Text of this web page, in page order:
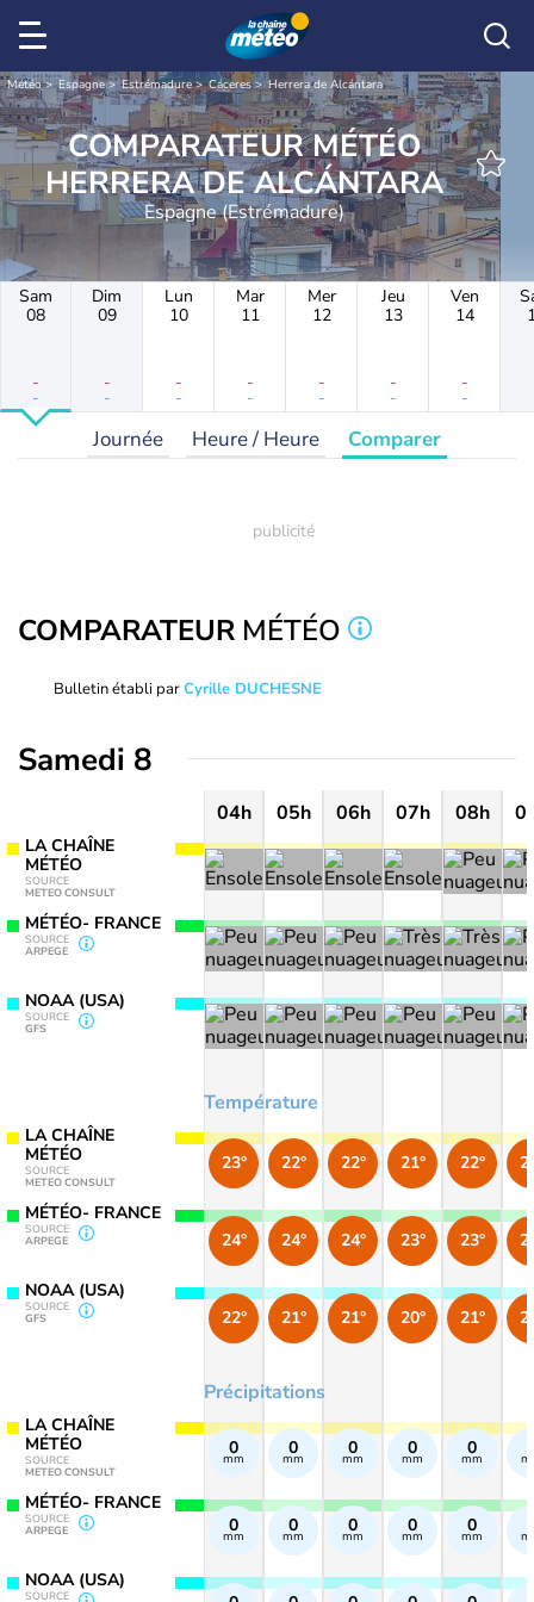
Météo Espagne Estrémadure Cáceres Herrera de Alcántara
COMPARATEUR MÉTÉO
HERRERA DE ALCÁNTARA
Espagne (Estrémadure)
Sam
08
-
-
Dim
09
-
-
Lun
10
-
-
Mar
11
-
-
Mer
12
-
-
Jeu
13
-
-
Ven
14
-
-
Journée Heure / Heure Comparer
COMPARATEUR MÉTÉO
Bulletin établi parCyrille DUCHESNE
Samedi 8
LA CHAÎNE
MÉTÉO
SOURCE
METEO CONSULT
MÉTÉO- FRANCE
SOURCE
ARPEGE
NOAA (USA)
SOURCE
GFS
LA CHAÎNE
MÉTÉO
SOURCE
METEO CONSULT
MÉTÉO- FRANCE
SOURCE
ARPEGE
NOAA (USA)
SOURCE
GFS
LA CHAÎNE
MÉTÉO
SOURCE
METEO CONSULT
MÉTÉO- FRANCE
SOURCE
ARPEGE
NOAA (USA)
SOURCE
04h 05h 06h 07h 08h
Température
Précipitations
23°
24°
22°
0
mm
0
mm
22°
24°
21°
0
mm
0
mm
22°
24°
21°
0
mm
0
mm
21°
23°
20°
0
mm
0
mm
22°
23°
21°
0
mm
0
mm